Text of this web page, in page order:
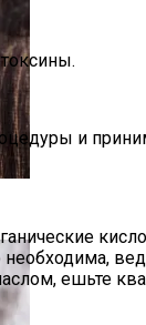
и
ешьте